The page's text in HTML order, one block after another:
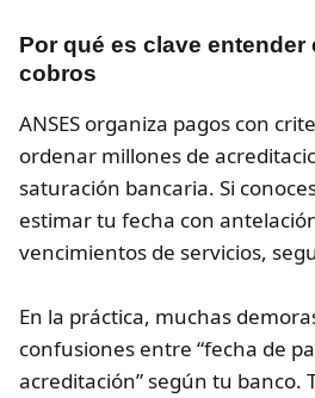
Por qué es clave entender
cobros
ANSES organiza pagos con
ordenar millones de
saturación bancaria. Si
estimar tu fecha con
vencimientos de servicios,
En la práctica, muchas
confusiones entre “fecha de
acreditación” según tu banco.